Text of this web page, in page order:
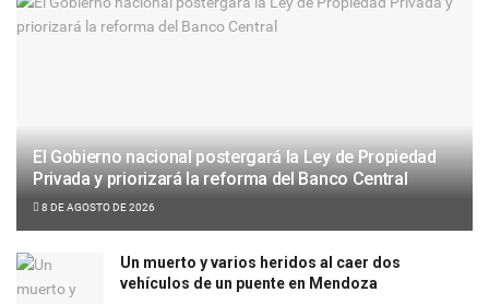
El Gobierno nacional postergará la Ley de Propiedad
Privada y priorizará la reforma del Banco Central
8 DE AGOSTO DE 2026
Un muerto y varios heridos al caer dos
vehículos de un puente en Mendoza